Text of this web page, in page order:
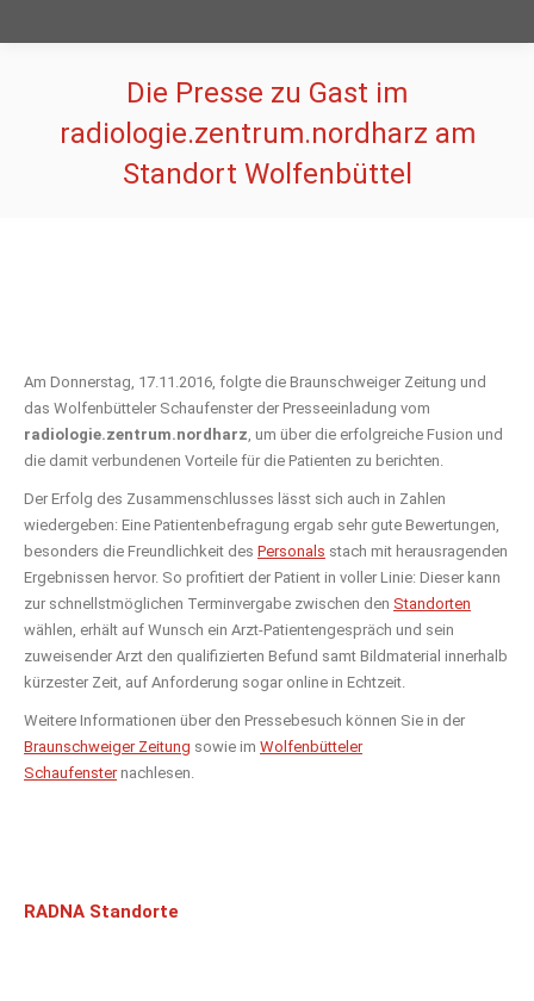
Die Presse zu Gast im
radiologie.zentrum.nordharz am
Standort Wolfenbüttel
Am Donnerstag, 17.11.2016, folgte die Braunschweiger Zeitung und
das Wolfenbütteler Schaufenster der Presseeinladung vom
radiologie.zentrum.nordharz, um über die erfolgreiche Fusion und
die damit verbundenen Vorteile für die Patienten zu berichten.
Der Erfolg des Zusammenschlusses lässt sich auch in Zahlen
wiedergeben: Eine Patientenbefragung ergab sehr gute Bewertungen,
besonders die Freundlichkeit des Personals stach mit herausragenden
Ergebnissen hervor. So profitiert der Patient in voller Linie: Dieser kann
zur schnellstmöglichen Terminvergabe zwischen den Standorten
wählen, erhält auf Wunsch ein Arzt-Patientengespräch und sein
zuweisender Arzt den qualifizierten Befund samt Bildmaterial innerhalb
kürzester Zeit, auf Anforderung sogar online in Echtzeit.
Weitere Informationen über den Pressebesuch können Sie in der
Braunschweiger Zeitung sowie im Wolfenbütteler
Schaufensternachlesen.
RADNA Standorte